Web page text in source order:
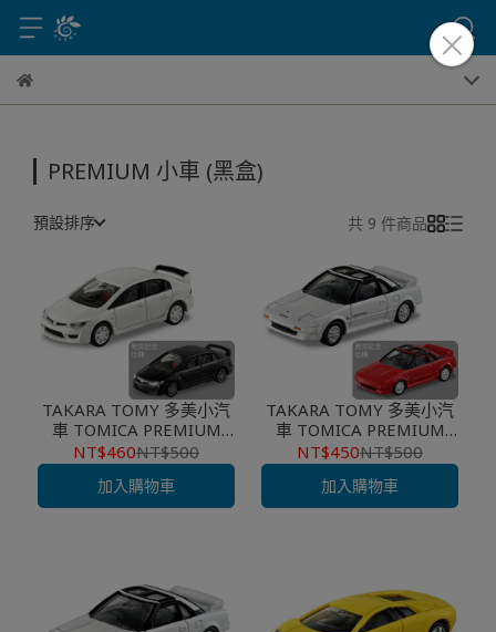
PREMIUM 小車 (黑盒)
預設排序 共 9 件商品
TAKARA TOMY 多美小汽
車 TOMICA PREMIUM
#37 本田 CIVIC TYPE R
FD2 一般+初回
NT$460NT$500
加入購物車
TAKARA TOMY 多美小汽
車 TOMICA PREMIUM
#40 豐田 TOYOTA MR2
一般+初回
NT$450NT$500
加入購物車